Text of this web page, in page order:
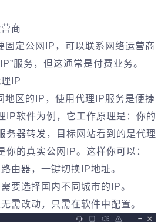
商
固定公网IP，可以联系网络运营商
服务，但这通常是付费业务。
IP
地区的IP，使用代理IP服务是便捷
IP软件为例，它工作原理是：你的
务器转发，目标网站看到的是代理
你的真实公网IP。这样你可以：
由器，一键切换IP地址。
要选择国内不同城市的IP。
需改动，只需在软件中配置。